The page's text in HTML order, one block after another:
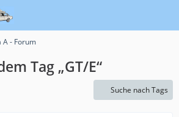
A - Forum
Tag „GT/E“
Suche nach Tags